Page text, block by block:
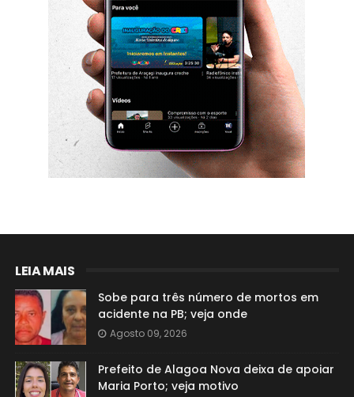
LEIA MAIS
Sobe para três número de mortos em
acidente na PB; veja onde
Agosto 09, 2026
Prefeito de Alagoa Nova deixa de apoiar
Maria Porto; veja motivo